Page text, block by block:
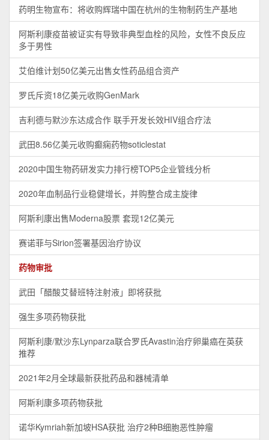
药明生物宣布：将收购辉瑞中国在杭州的生物制药生产基地
阿斯利康疫苗被证实有导致非典型血栓的风险，女性不良反应
多于男性
艾伯维计划50亿美元出售女性药品组合资产
罗氏斥资18亿美元收购GenMark
吉利德与默沙东达成合作 联手开发长效HIV组合疗法
武田8.56亿美元收购癫痫药物soticlestat
2020中国生物药研发实力排行榜TOP5企业管线分析
2020年血制品行业稳健增长，并购整合成主旋律
阿斯利康出售Moderna股票 套现12亿美元
赛诺菲与Sirion签署基因治疗协议
药物审批
武田「醋酸艾替班特注射液」即将获批
强生多项药物获批
阿斯利康/默沙东Lynparza联合罗氏Avastin治疗卵巢癌在英获
推荐
2021年2月全球最新获批药品和器械清单
阿斯利康多项药物获批
诺华Kymriah新加坡HSA获批 治疗2种B细胞恶性肿瘤